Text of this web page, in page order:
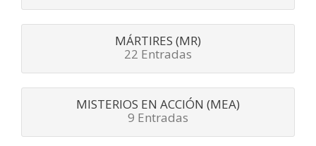
MÁRTIRES (MR)
22 Entradas
MISTERIOS EN ACCIÓN (MEA)
9 Entradas